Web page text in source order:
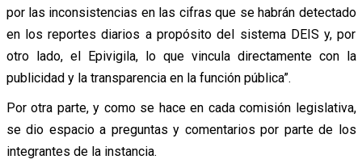
por las inconsistencias en las cifras que se habrán detectado
en los reportes diarios a propósito del sistema DEIS y, por
otro lado, el Epivigila, lo que vincula directamente con la
publicidad y la transparencia en la función pública”.
Por otra parte, y como se hace en cada comisión legislativa,
se dio espacio a preguntas y comentarios por parte de los
integrantes de la instancia.